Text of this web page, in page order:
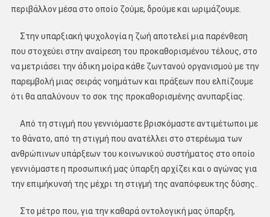
περιβάλλον μέσα στο οποίο ζούμε, δρούμε και ωριμάζουμε.
Στην υπαρξιακή ψυχολογία η ζωή αποτελεί μια παρένθεση
που στοχεύει στην αναίρεση του προκαθορισμένου τέλους, στο
να μετριάσει την άδικη μοίρα κάθε ζωντανού οργανισμού με την
παρεμβολή μιας σειράς νοημάτων και πράξεων που ελπίζουμε
ότι θα απαλύνουν το σοκ της προκαθορισμένης ανυπαρξίας.
Από τη στιγμή που γεννιόμαστε βρισκόμαστε αντιμέτωποι με
το θάνατο, από τη στιγμή που ανατέλλει στο στερέωμα των
ανθρώπινων υπάρξεων του κοινωνικού συστήματος στο οποίο
γεννιόμαστε η προσωπική μας ύπαρξη αρχίζει και ο αγώνας για
την επιμήκυνσή της μέχρι τη στιγμή της αναπόφευκτης δύσης..
Στο μέτρο που, για την καθαρά οντολογική μας ύπαρξη,